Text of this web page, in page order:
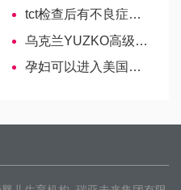
tct检查后有不良症状别担心，妇科医生教你科学处理
乌克兰YUZKO高级别的妇科医生——安德烈·乔治维奇
孕妇可以进入美国携带物品，不能携带物品清单！